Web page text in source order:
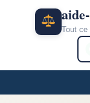
aide-
Tout ce